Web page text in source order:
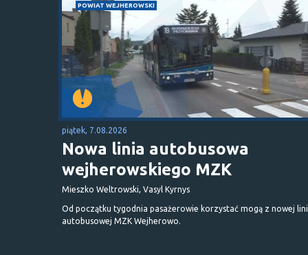
POWIAT WEJHEROWSKI
piątek, 7.08.2026
Nowa linia autobusowa
wejherowskiego MZK
Mieszko Weltrowski, Vasyl Kyrnys
Od początku tygodnia pasażerowie korzystać mogą z nowej
autobusowej MZK Wejherowo.